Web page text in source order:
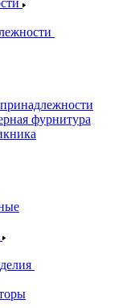
фурнитура